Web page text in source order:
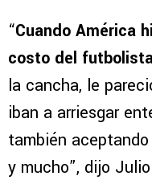
“Cuando América
costo del
la cancha, le
iban a arriesgar
también
y mucho”, dijo